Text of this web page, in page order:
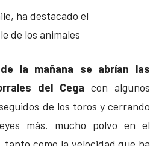
ha destacado el
de los animales
la mañana se abrían las
del Cega con algunos
de los toros y cerrando
más. mucho polvo en el